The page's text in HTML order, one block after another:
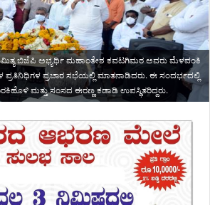
ಬಿಜೆಪಿ ಅಭ್ಯರ್ಥಿ ಮಹಾಂತೇಶ ಕವಟಗಿಮಠ ಅವರು ಮೆಳವಂಕಿ
ಪ್ರತಿನಿಧಿಗಳ ಪ್ರಚಾರ ಸಭೆಯಲ್ಲಿ ಮಾತನಾಡಿದರು. ಈ ಸಂದರ್ಭದಲ್ಲಿ
ಮತ್ತು ಸಂಸದ ಈರಣ್ಣ ಕಡಾಡಿ ಉಪಸ್ಥಿತರಿದ್ದರು.